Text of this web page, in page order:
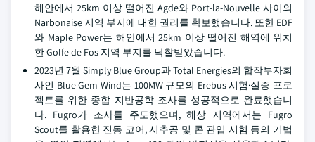
해안에서 25km 이상 떨어진 Agde와 Port-la-Nouvelle 사이의
Narbonaise 지역 부지에 대한 권리를 확보했습니다. 또한 EDF
와 Maple Power는 해안에서 25km 이상 떨어진 해역에 위치
한 Golfe de Fos 지역 부지를 낙찰받았습니다.
2023년 7월 Simply Blue Group과 Total Energies의 합작투자회
사인 Blue Gem Wind는 100MW 규모의 Erebus 시험·실증 프로
젝트를 위한 종합 지반공학 조사를 성공적으로 완료했습니
다. Fugro가 조사를 주도했으며, 해상 지역에서는 Fugro
Scout를 활용한 진동 코어, 시추공 및 콘 관입 시험 등의 기법